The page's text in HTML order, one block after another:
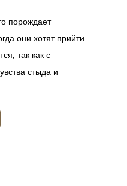
порождает
они хотят прийти
так как с
стыда и